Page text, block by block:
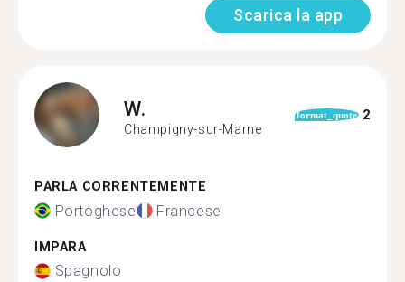
Scarica la app
W.
Champigny-sur-Marne
format_quote 2
PARLA CORRENTEMENTE
Portoghese Francese
IMPARA
Spagnolo